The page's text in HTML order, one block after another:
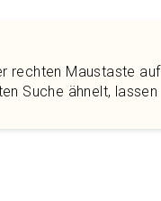
rechten Maustaste auf
Suche ähnelt, lassen